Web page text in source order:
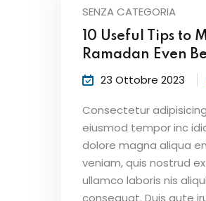
SENZA CATEGORIA
10 Useful Tips to
Ramadan Even
23 Ottobre 2023
Consectetur
eiusmod tempor inc
dolore magna aliqua
veniam, quis nostrud
ullamco laboris nis
consequat. Duis aute